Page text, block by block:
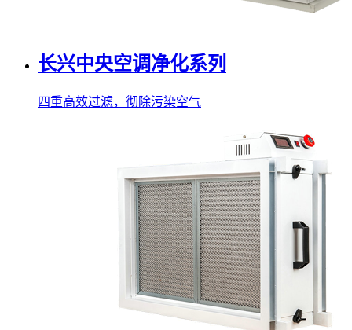
长兴中央空调净化系列
四重高效过滤，彻除污染空气